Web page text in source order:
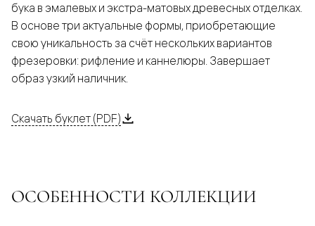
бука в эмалевых и экстра-матовых древесных отделках.
В основе три актуальные формы, приобретающие
свою уникальность за счёт нескольких вариантов
фрезеровки: рифление и каннелюры. Завершает
образ узкий наличник.
Скачать буклет (PDF)
ОСОБЕННОСТИ КОЛЛЕКЦИИ